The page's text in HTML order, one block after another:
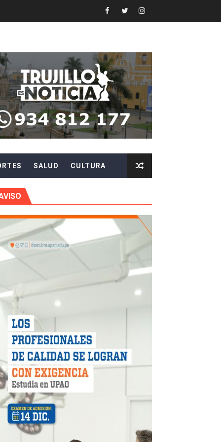
en beneficios para toda su familia
El Niño
EVITAR ROBOS Y ESTAFAS
CIUDADANÍA A REPORTARLOS
EN EL SORTEO DE HIDRANDINA
de S/180,000 en premios
en primer semestre de 2026
móvil en el primer semestre de 2026
DE LA LIBERTAD"
CON ENERGÍA” DE HIDRANDINA
de paga mientras no estés en casa
DE FLORENCIA DE MORA
MÍNIMAS DE SEGURIDAD
con Checa tu señal
EN EL SORTEO POR FIESTAS PATRIAS DE
DEUDAS ELÉCTRICAS
SALUD CULTURA